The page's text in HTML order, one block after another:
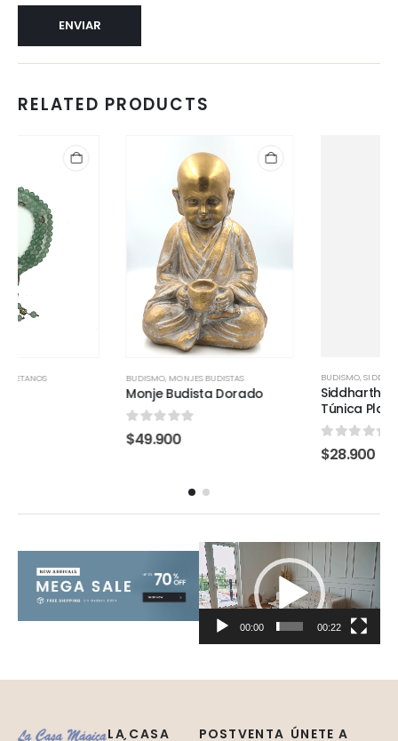
RELATED PRODUCTS
BUDISMO MONJES BUDISTAS
Monje Budista Dorado
BUDISMO
Siddhartha Blanco con
Túnica Plateada S
Reproductor
de
Video
00:00 00:22
ÚNETE A
LA CASA POSTVENTA